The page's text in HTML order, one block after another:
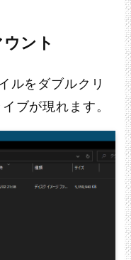
ント
ルをダブルクリ
ブが現れます。